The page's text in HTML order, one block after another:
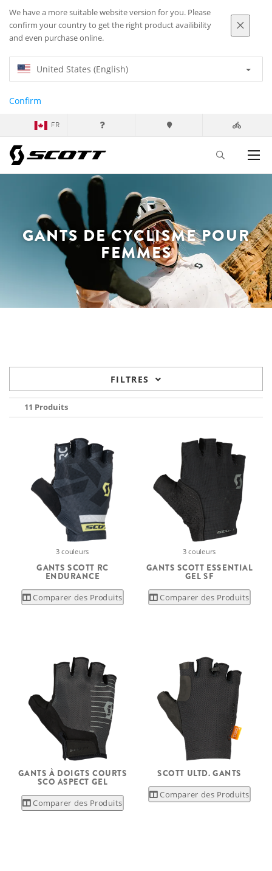
We have a more suitable website version for you. Please
confirm your country to get the right product availibility
and even purchase online.
United States (English)
Confirm
FR
GANTS DE CYCLISME POUR
FEMMES
FILTRES
11 Produits
3 couleurs
GANTS SCOTT RC
ENDURANCE
Comparer des Produits
3 couleurs
GANTS SCOTT ESSENTIAL
GEL SF
Comparer des Produits
GANTS À DOIGTS COURTS
SCO ASPECT GEL
Comparer des Produits
SCOTT ULTD. GANTS
Comparer des Produits